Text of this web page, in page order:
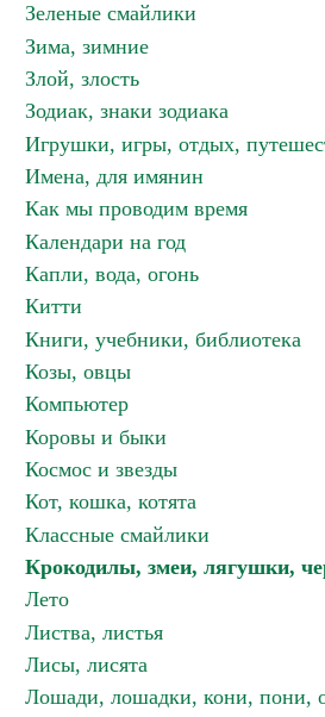
Зеленые смайлики
Зима, зимние
Злой, злость
Зодиак, знаки зодиака
Игрушки, игры, отдых,
Имена, для имянин
Как мы проводим время
Календари на год
Капли, вода, огонь
Китти
Книги, учебники, библиотека
Козы, овцы
Компьютер
Коровы и быки
Космос и звезды
Кот, кошка, котята
Классные смайлики
Крокодилы, змеи, лягушки,
Лето
Листва, листья
Лисы, лисята
Лошади, лошадки, кони, пони,